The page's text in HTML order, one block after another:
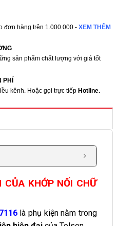
đơn hàng trên 1.000.000 - XEM THÊM
sản phẩm chất lượng với giá tốt
kênh. Hoặc gọi trực tiếp Hotline.
KHỚP NỐI CHỮ
là phụ kiện nằm trong